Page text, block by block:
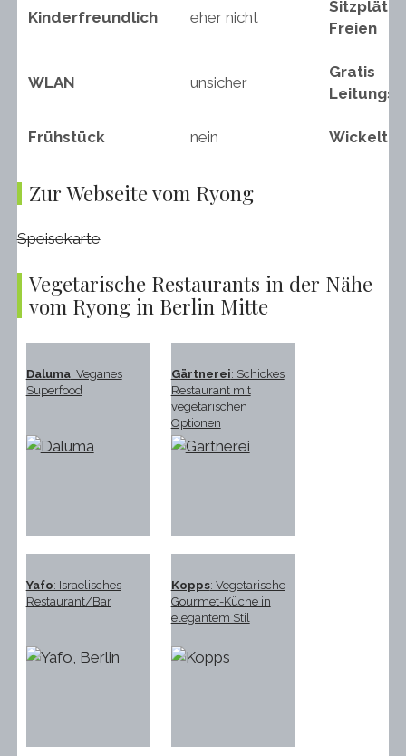
Kinderfreundlich eher nicht
Freien
WLAN unsicher
Gratis
Frühstück nein
Zur Webseite vom Ryong
Speisekarte
Vegetarische Restaurants in der Nähe
vom Ryong in Berlin Mitte
Daluma: Veganes
Superfood
Gärtnerei: Schickes
Restaurant mit
vegetarischen
Optionen
Yafo: Israelisches
Restaurant/Bar
Kopps: Vegetarische
Gourmet-Küche in
elegantem Stil